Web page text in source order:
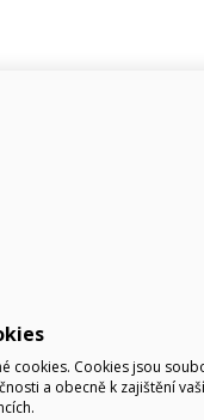
cookies. Cookies jsou
a obecně k zajištění